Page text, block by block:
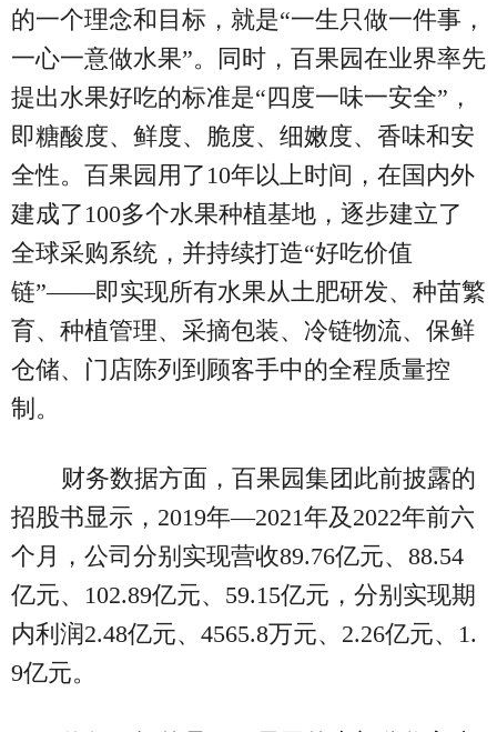
的一个理念和目标，就是“一生只做一件事，
一心一意做水果”。同时，百果园在业界率先
提出水果好吃的标准是“四度一味一安全”，
即糖酸度、鲜度、脆度、细嫩度、香味和安
全性。百果园用了10年以上时间，在国内外
建成了100多个水果种植基地，逐步建立了
全球采购系统，并持续打造“好吃价值
链”——即实现所有水果从土肥研发、种苗繁
育、种植管理、采摘包装、冷链物流、保鲜
仓储、门店陈列到顾客手中的全程质量控
制。
财务数据方面，百果园集团此前披露的
招股书显示，2019年—2021年及2022年前六
个月，公司分别实现营收89.76亿元、88.54
亿元、102.89亿元、59.15亿元，分别实现期
内利润2.48亿元、4565.8万元、2.26亿元、1.
9亿元。